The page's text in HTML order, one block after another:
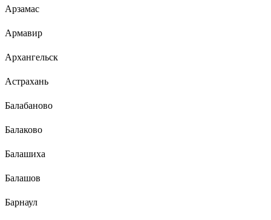
Арзамас
Армавир
Архангельск
Астрахань
Балабаново
Балаково
Балашиха
Балашов
Барнаул